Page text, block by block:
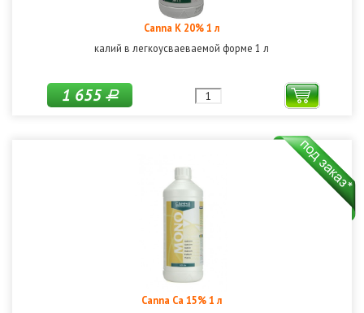
Canna K 20% 1 л
калий в легкоусваеваемой форме 1 л
1 655Р
Canna Ca 15% 1 л